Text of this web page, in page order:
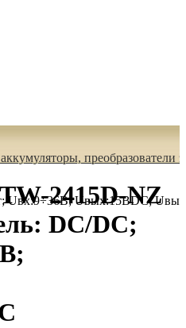
преобразователи
Uвх:9÷36В; Uвых:15ВDC;
2415D-NZ
DC/DC;